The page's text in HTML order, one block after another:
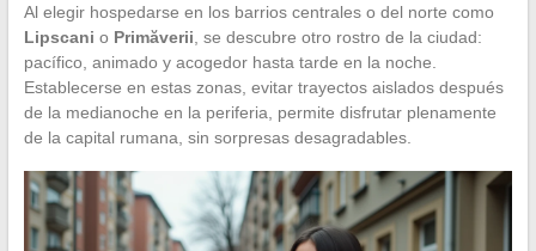
Al elegir hospedarse en los barrios centrales o del norte como
Lipscani o Primăverii , se descubre otro rostro de la ciudad:
pacífico, animado y acogedor hasta tarde en la noche.
Establecerse en estas zonas, evitar trayectos aislados después
de la medianoche en la periferia, permite disfrutar plenamente
de la capital rumana, sin sorpresas desagradables.